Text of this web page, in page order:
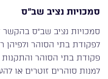
סמכויות נציב שב”ס
לפקודת בתי הסוהר ולפיהן
פקודת בתי הסוהר
למנות סוהרים זוטרים או